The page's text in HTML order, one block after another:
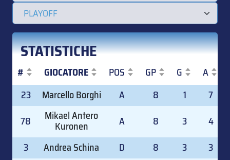
STATISTICHE
# GIOCATORE POS GP G A
#
GIOCATORE POS GP
23 Marcello Borghi A 8 1
7
78
Mikael Antero
Kuronen A 8 3
4
3
Andrea Schina D 8 3
3